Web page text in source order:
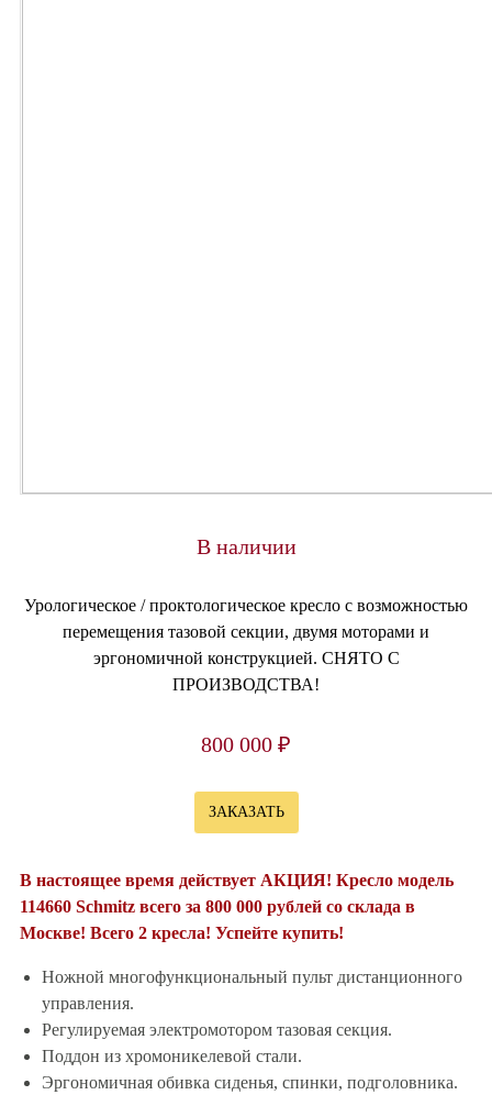
В наличии
Урологическое / проктологическое кресло с возможностью
перемещения тазовой секции, двумя моторами и
эргономичной конструкцией. СНЯТО С
ПРОИЗВОДСТВА!
800 000 ₽
ЗАКАЗАТЬ
В настоящее время действует АКЦИЯ! Кресло модель
114660 Schmitz всего за 800 000 рублей со склада в
Москве! Всего 2 кресла! Успейте купить!
Ножной многофункциональный пульт дистанционного
управления.
Регулируемая электромотором тазовая секция.
Поддон из хромоникелевой стали.
Эргономичная обивка сиденья, спинки, подголовника.